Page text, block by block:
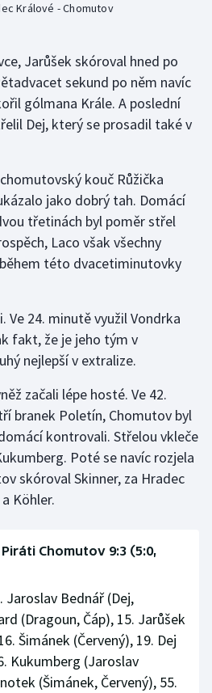
Králové - Chomutov
Jarůšek skóroval hned po
sekund po něm navíc
gólmana Krále. A poslední
Dej, který se prosadil také v
kouč Růžička
jako dobrý tah. Domácí
třetinách byl poměr střel
Laco však všechny
této dvacetiminutovky
Ve 24. minutě využil Vondrka
fakt, že je jeho tým v
nejlepší v extralize.
začali lépe hosté. Ve 42.
branek Poletín, Chomutov byl
kontrovali. Střelou vkleče
Poté se navíc rozjela
skóroval Skinner, za Hradec
Köhler.
Chomutov 9:3 (5:0,
Jaroslav Bednář (Dej,
(Dragoun, Čáp), 15. Jarůšek
Šimánek (Červený), 19. Dej
Kukumberg (Jaroslav
(Šimánek, Červený), 55.